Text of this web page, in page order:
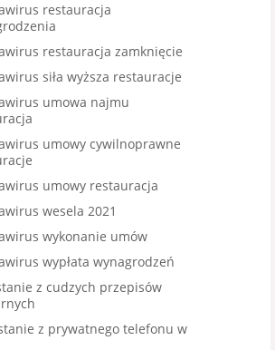
restauracja
restauracja zamknięcie
siła wyższa restauracje
umowa najmu
umowy cywilnoprawne
umowy restauracja
wesela 2021
wykonanie umów
wypłata wynagrodzeń
z cudzych przepisów
z prywatnego telefonu w